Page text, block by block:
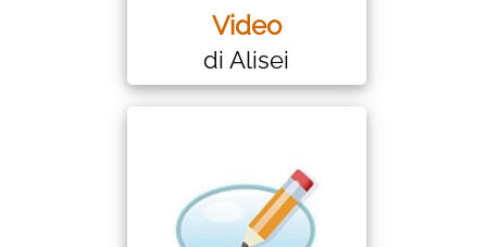
Video
di Alisei